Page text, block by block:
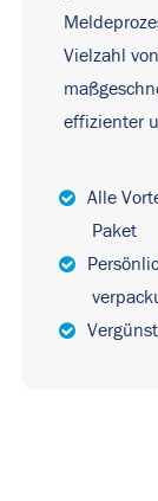
Vielzahl
effizienter
Alle
Paket